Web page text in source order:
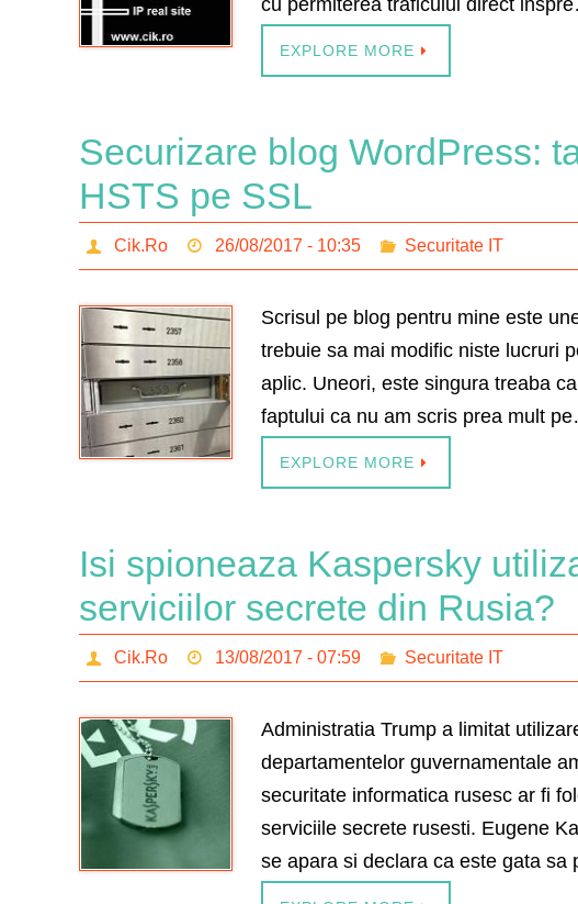
cu permiterea traficului direct
EXPLORE MORE
Securizare blog WordPress:
HSTS pe SSL
Cik.Ro 26/08/2017 - 10:35 Securitate IT
Scrisul pe blog pentru mine este
trebuie sa mai modific niste lucruri
aplic. Uneori, este singura treaba
faptului ca nu am scris prea mult
EXPLORE MORE
Isi spioneaza Kaspersky
serviciilor secrete din Rusia?
Cik.Ro 13/08/2017 - 07:59 Securitate IT
Administratia Trump a limitat
departamentelor guvernamentale
securitate informatica rusesc ar fi
serviciile secrete rusesti. Eugene
se apara si declara ca este gata sa